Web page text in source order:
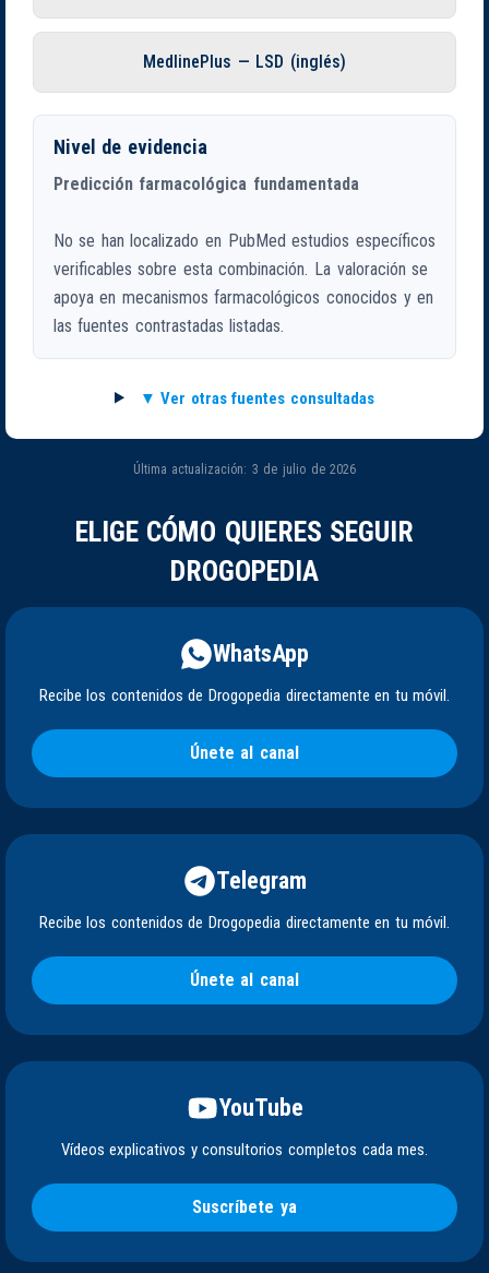
MedlinePlus — LSD (inglés)
Nivel de evidencia
Predicción farmacológica fundamentada
No se han localizado en PubMed estudios específicos
verificables sobre esta combinación. La valoración se
apoya en mecanismos farmacológicos conocidos y en
las fuentes contrastadas listadas.
Ver otras fuentes consultadas
Última actualización: 3 de julio de 2026
ELIGE CÓMO QUIERES SEGUIR
DROGOPEDIA
WhatsApp
Recibe los contenidos de Drogopedia directamente en tu móvil.
Únete al canal
Telegram
Recibe los contenidos de Drogopedia directamente en tu móvil.
Únete al canal
YouTube
Vídeos explicativos y consultorios completos cada mes.
Suscríbete ya